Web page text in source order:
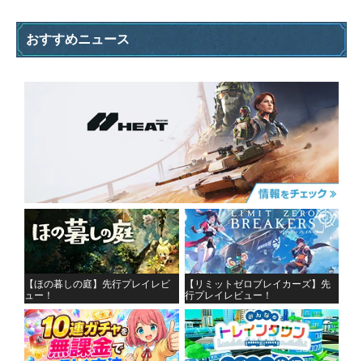
おすすめニュース
【ほの暮しの庭】先行プレイレビ
ュー！
【リミットゼロブレイカーズ】先
行プレイレビュー！